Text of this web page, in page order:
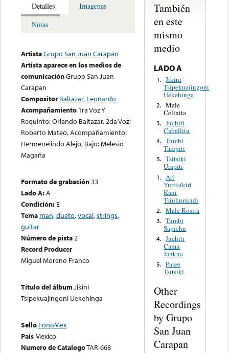
Detalles
Imagenes
Notas
ArtistaGrupo San Juan Carapan
Artista aparece en los medios de
comunicaciónGrupo San Juan
Carapan
Compositor Baltazar, Leonardo
Acompañamiento 1ra Voz Y
Requinto: Orlando Baltazar, 2da Voz:
Roberto Mateo, Acompañamiento:
Hermenelindo Alejo, Bajo: Melesio
Magaña
Formato de grabación33
Lado A:A
Condición: E
Tema man,dueto,vocal,strings,
guitar
Número de pista2
Record Producer
Miguel Moreno Franco
Título del álbumJikini
Tsipekuajingoni Uekehinga
Sello FonoMex
PaísMexico
Numero de CatalogoTAR-668
También
en este
mismo
medio
LADO A
1. Jikini
Tsipekuajingoni
Uekehinga
2. Male
Celinita
3. Juchiti
Caballitu
4. Tumbi
Tarepiti
5. Tsitsiki
Urapiti
1. Ari
Yuritsikiri
Kani
Tsiukursindi
2. Male Rosita
3. Tumbi
Sapichu
4. Juchiti
Camu
Jankua
5. Paree
Tsitsiki
Other
Recordings
by Grupo
San Juan
Carapan